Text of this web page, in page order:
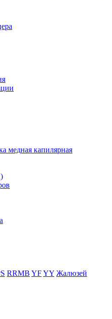
медная капилярная
RRMB YFYY Жалюзей